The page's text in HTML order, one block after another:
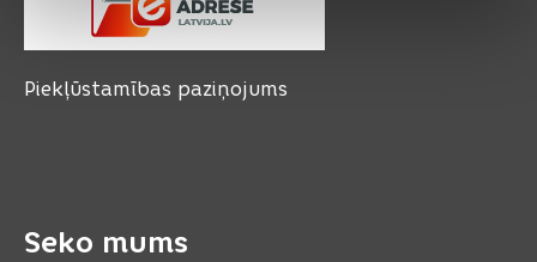
Piekļūstamības paziņojums
Seko mums